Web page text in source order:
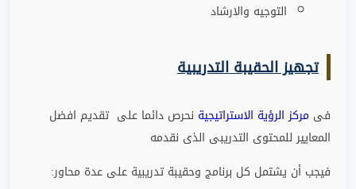
التوجيه والارشاد
تجهيز الحقيبة التدريبية
فى مركز الرؤية الاستراتيجية نحرص دائما على تقديم افضل
المعايير للمحتوى التدريبى الذى نقدمه
فيجب أن يشتمل كل برنامج وحقيبة تدريبية على عدة محاور: